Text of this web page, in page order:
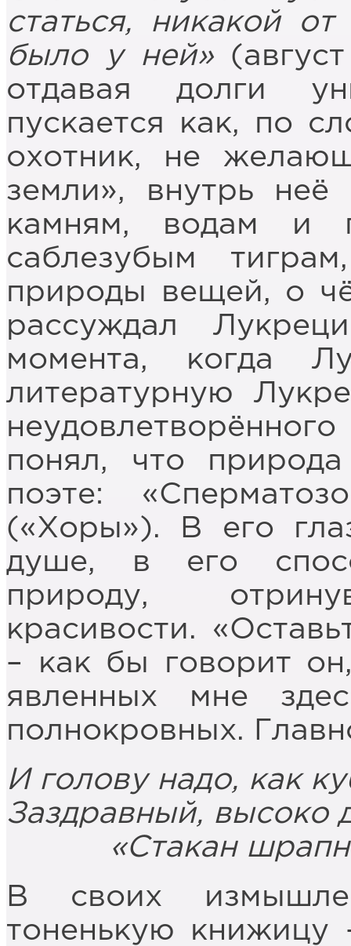
статься, никакой
было у ней»
отдавая долги
пускается как, по
охотник, не
земли», внутрь
камням, водам и
саблезубым
природы вещей, о
рассуждал
момента, когда
литературную
понял, что
поэте:
(«Хоры»). В его
душе, в его
природу,
красивости.
– как бы говорит
явленных мне
полнокровных.
И голову надо, как
Заздравный, высоко
«Стакан
В своих
тоненькую книжицу